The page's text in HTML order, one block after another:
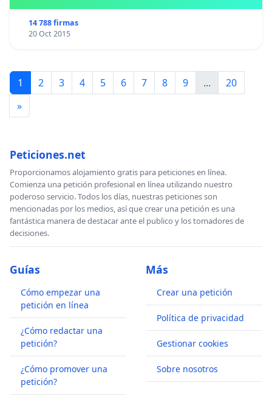
14 788 firmas
20 Oct 2015
1 2 3 4 5 6 7 8 9 ...
20
»
Peticiones.net
Proporcionamos alojamiento gratis para peticiones en línea.
Comienza una petición profesional en línea utilizando nuestro
poderoso servicio. Todos los días, nuestras peticiones son
mencionadas por los medios, así que crear una petición es una
fantástica manera de destacar ante el publico y los tomadores de
decisiones.
Guías
Cómo empezar una
petición en línea
¿Cómo redactar una
petición?
¿Cómo promover una
petición?
Más
Crear una petición
Política de privacidad
Gestionar cookies
Sobre nosotros